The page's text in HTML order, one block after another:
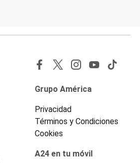
Grupo América
Privacidad
Términos y Condiciones
Cookies
A24 en tu móvil